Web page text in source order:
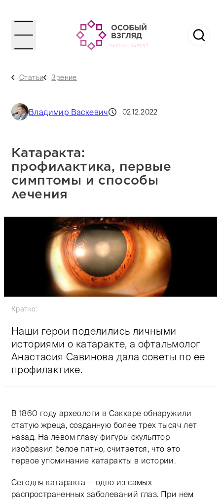
Статьи Зрение
Владимир Васкевич 02.12.2022
Катаракта:
профилактика, первые
симптомы и способы
лечения
Кратко:
Наши герои поделились личными
историями о катаракте, а офтальмолог
Анастасия Савинова дала советы по ее
профилактике.
В 1860 году археологи в Саккаре обнаружили
статую жреца, созданную более трех тысяч лет
назад. На левом глазу фигуры скульптор
изобразил белое пятно, считается, что это
первое упоминание катаракты в истории.
Сегодня катаракта — одно из самых
распространенных заболеваний глаз. При нем